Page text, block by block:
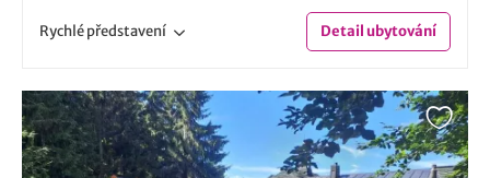
Rychlépředstavení Detailubytování